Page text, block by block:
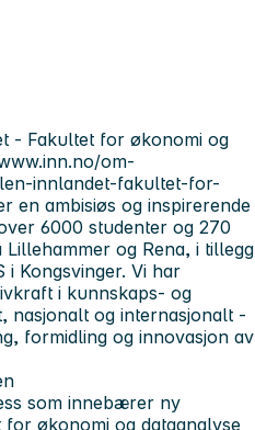
- Fakultet for økonomi og
om-
innlandet-fakultet-for-
en ambisiøs og inspirerende
6000 studenter og 270
og Rena, i tillegg
i Kongsvinger. Vi har
i kunnskaps- og
nasjonalt og internasjonalt -
formidling og innovasjon av
som innebærer ny
økonomi og dataanalyse